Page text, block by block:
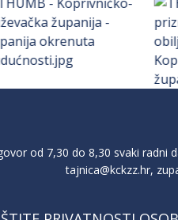
od 7,30 do 8,30 svaki radni
tajnica@kckzz.hr,